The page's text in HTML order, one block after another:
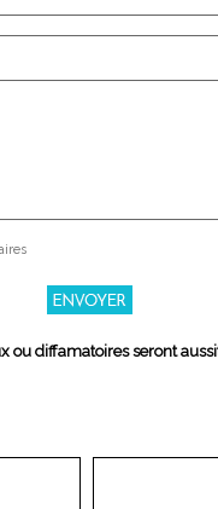
ou diffamatoires seront